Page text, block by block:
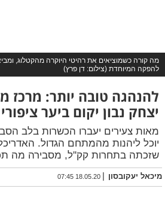
מה קורה כשמוציאים את רהיטי היוקרה מהקטלוג,
להפקה המיוחדת (צילום: דן פרץ)
להנהגה טובה יותר: מרכז
יצחק נבון יקום ביער ציפורי
מאות צעירים יעברו הכשרות בלב
יוכל ליהנות מהמתחם הגדול.
שזכתה בתחרות קק''ל, מסבירה מה
מיכאל יעקובסון |
18.05.20 07:45